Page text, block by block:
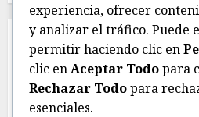
CATEGORIES
Deportes
experiencia, ofrecer
y analizar el tráfico. Puede
permitir haciendo clic en
clic enAceptar Todopara
Rechazar Todopara
esenciales.